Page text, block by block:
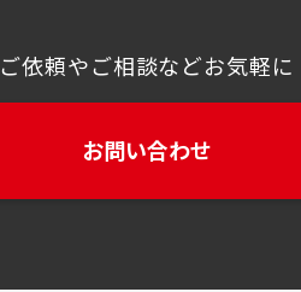
ご依頼やご相談などお気軽に
お問い合わせ